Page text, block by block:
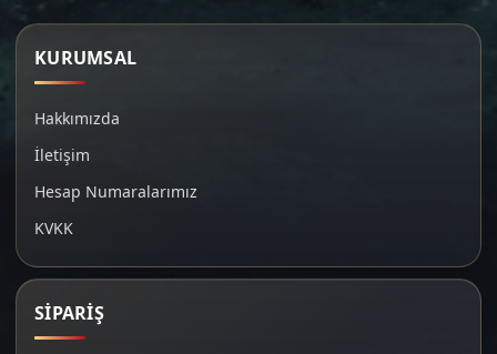
KURUMSAL
Hakkımızda
İletişim
Hesap Numaralarımız
KVKK
SİPARİŞ